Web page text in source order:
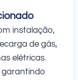
instalação,
de gás,
elétricas.